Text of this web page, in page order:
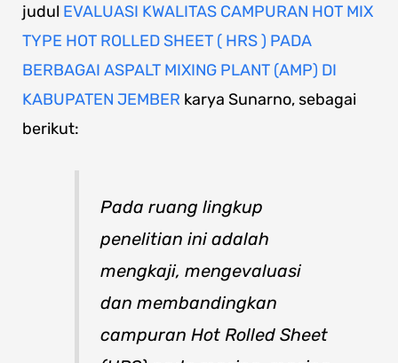
judul EVALUASI KWALITAS CAMPURAN HOT MIX
TYPE HOT ROLLED SHEET ( HRS ) PADA
BERBAGAI ASPALT MIXING PLANT (AMP) DI
KABUPATEN JEMBER karya Sunarno, sebagai
berikut:
Pada ruang lingkup
penelitian ini adalah
mengkaji, mengevaluasi
dan membandingkan
campuran Hot Rolled Sheet